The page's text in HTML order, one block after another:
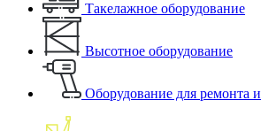
Такелажное оборудование
Высотное оборудование
Оборудование для ремонта